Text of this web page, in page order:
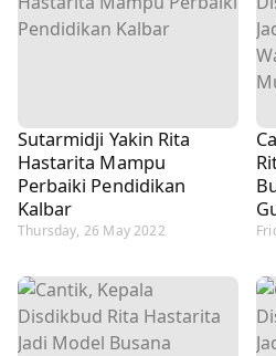
Sutarmidji Yakin Rita
Hastarita Mampu
Perbaiki Pendidikan
Kalbar
Thursday, 26 May 2022